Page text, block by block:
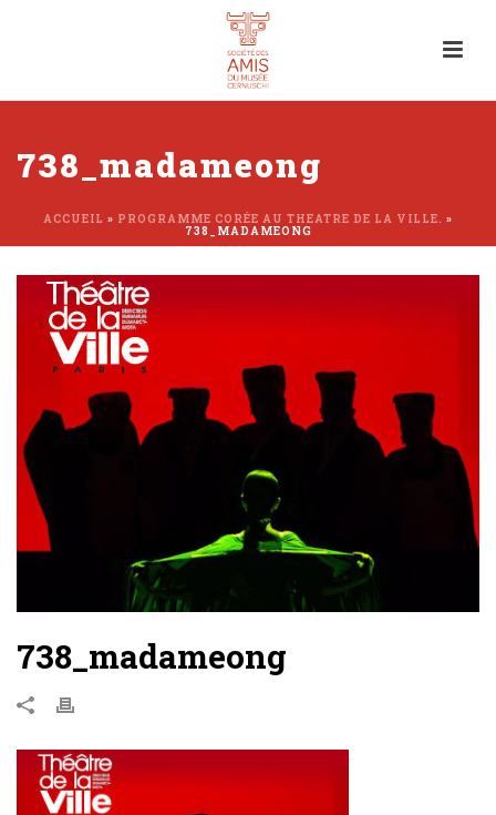
738_madameong
ACCUEIL » PROGRAMME CORÉE AU THEATRE DE LA VILLE. »
738_MADAMEONG
738_madameong